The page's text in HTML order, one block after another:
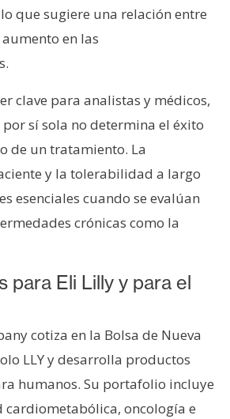
que sugiere una relación entre
en las
clave para analistas y médicos,
sí sola no determina el éxito
de un tratamiento. La
y la tolerabilidad a largo
esenciales cuando se evalúan
crónicas como la
para Eli Lilly y para el
cotiza en la Bolsa de Nueva
LLY y desarrolla productos
humanos. Su portafolio incluye
cardiometabólica, oncología e